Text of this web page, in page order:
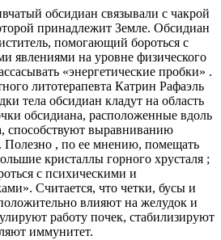
обсидиан связывали с чакрой
принадлежит Земле. Обсидиан
помогающий бороться с
явлениями на уровне физического
«энергетические пробки» .
литотерапевта Катрин Рафаэль
тела обсидиан кладут на область
обсидиана, расположенные вдоль
способствуют выравниванию
Полезно , по ее мнению, помещать
кристаллы горного хрусталя ;
с психическими и
Считается, что четки, бусы и
влияют на желудок и
работу почек, стабилизируют
иммунитет.